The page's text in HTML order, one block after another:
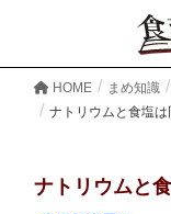
HOME まめ知識
ナトリウムと食塩は
ナトリウムと